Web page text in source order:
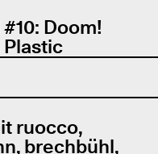
Doom!
Plastic
ruocco,
brechbühl,